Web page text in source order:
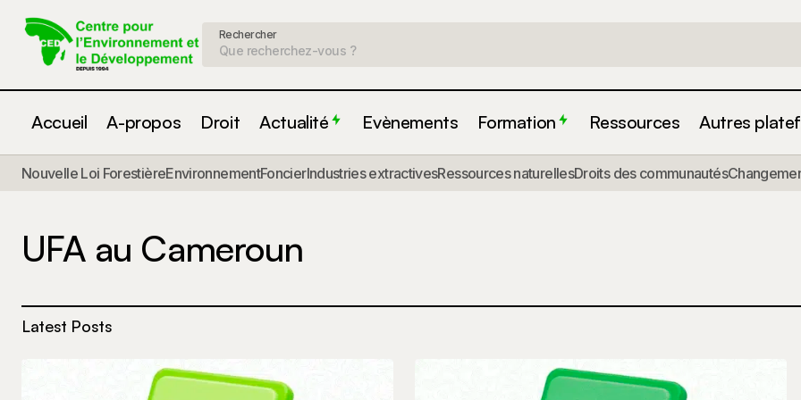
Rechercher
Accueil A-propos Droit Actualité Evènements Formation Ressources Autres
Nouvelle Loi ForestièreEnvironnementFoncierIndustries extractivesRessources naturellesDroits des communautés
UFA au Cameroun
Latest Posts